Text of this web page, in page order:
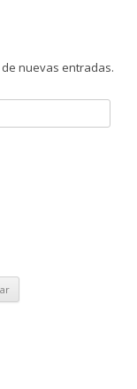
nuevas entradas.